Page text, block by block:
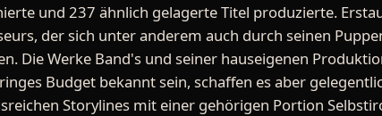
und 237 ähnlich gelagerte Titel produzierte.
der sich unter anderem auch durch seinen
Die Werke Band's und seiner hauseigenen
Budget bekannt sein, schaffen es aber
Storylines mit einer gehörigen Portion